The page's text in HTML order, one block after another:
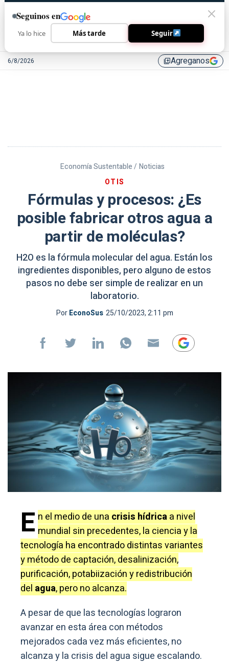
6/8/2026 library_addAgreganos
Economía Sustentable / Noticias
OTIS
Fórmulas y procesos: ¿Es
posible fabricar otros agua a
partir de moléculas?
H2O es la fórmula molecular del agua. Están los
ingredientes disponibles, pero alguno de estos
pasos no debe ser simple de realizar en un
laboratorio.
PorEconoSus 25/10/2023, 2:11 pm
E n el medio de una crisis hídricaa nivel
mundial sin precedentes, la ciencia y la
tecnología ha encontrado distintas variantes
y método de captación, desalinización,
purificación, potabiización y redistribución
del agua, pero no alcanza.
A pesar de que las tecnologías lograron
avanzar en esta área con métodos
mejorados cada vez más eficientes, no
alcanza y la crisis del agua sigue escalando.
Seguinos en
Ya lo hice Más tarde Seguir